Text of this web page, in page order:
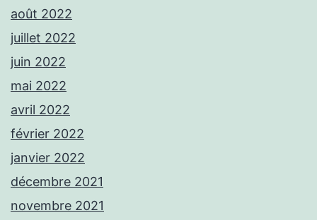
août 2022
juillet 2022
juin 2022
mai 2022
avril 2022
février 2022
janvier 2022
décembre 2021
novembre 2021